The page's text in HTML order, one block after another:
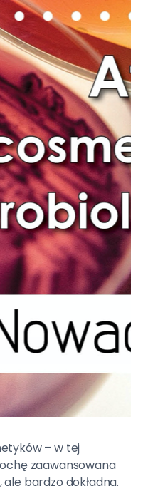
– w tej
zaawansowana
bardzo dokładna.